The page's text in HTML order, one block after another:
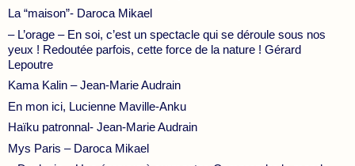
La “maison”- Daroca Mikael
– L’orage – En soi, c’est un spectacle qui se déroule sous nos
yeux ! Redoutée parfois, cette force de la nature ! Gérard
Lepoutre
Kama Kalin – Jean-Marie Audrain
En mon ici, Lucienne Maville-Anku
Haïku patronnal- Jean-Marie Audrain
Mys Paris – Daroca Mikael